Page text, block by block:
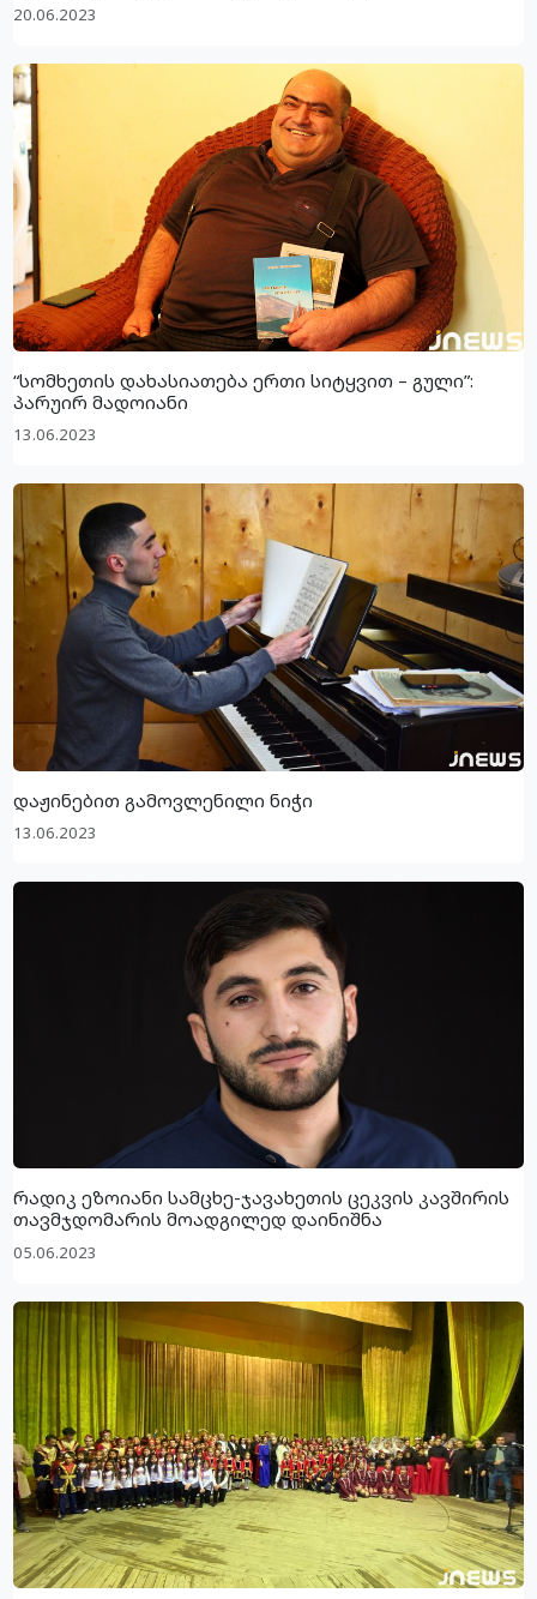
20.06.2023
“სომხეთის დახასიათება ერთი სიტყვით – გული”:
პარუირ მადოიანი
13.06.2023
დაჟინებით გამოვლენილი ნიჭი
13.06.2023
რადიკ ეზოიანი სამცხე-ჯავახეთის ცეკვის კავშირის
თავმჯდომარის მოადგილედ დაინიშნა
05.06.2023